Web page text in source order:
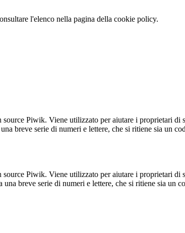
l'elenco nella pagina della cookie policy.
Piwik. Viene utilizzato per aiutare i proprietari
breve serie di numeri e lettere, che si ritiene sia un
Piwik. Viene utilizzato per aiutare i proprietari
breve serie di numeri e lettere, che si ritiene sia un